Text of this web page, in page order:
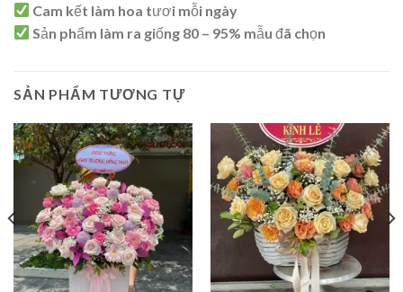
Cam kết làm hoa tươi mỗi ngày
Sản phẩm làm ra giống 80 – 95% mẫu đã chọn
SẢN PHẨM TƯƠNG TỰ